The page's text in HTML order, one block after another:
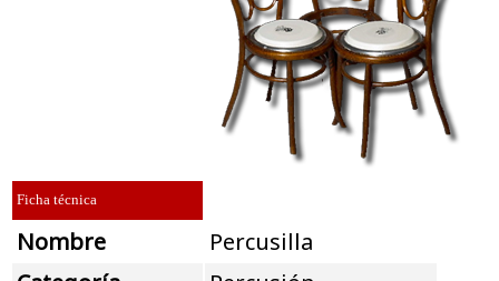
Ficha técnica
Nombre
Percusilla